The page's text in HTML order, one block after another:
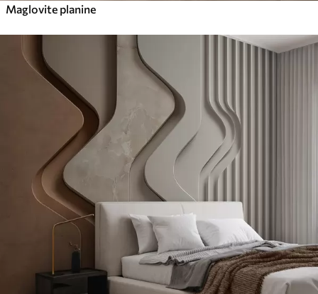
Maglovite planine